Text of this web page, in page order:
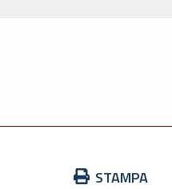
STAMPA